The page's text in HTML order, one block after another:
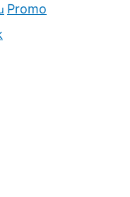
Promo